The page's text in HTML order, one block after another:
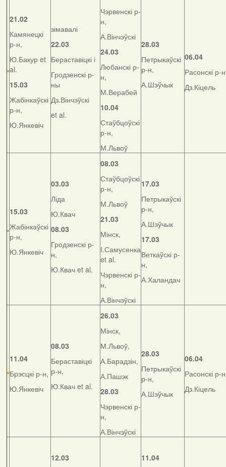
21.02
Камянецкі
р-н,
Ю.Бакур et
al.
15.03
Жабінкаўскі
р-н,
Ю.Янкевіч
зімавалі
22.03
Бераставіцкі і
Гродзенскі р-
ны
Дз.Вінчэўскі
et al.
Чэрвенскі р-
н,
А.Вінчэўскі
24.03
Любанскі р-
н,
М.Верабей
10.04
Стаўбцоўскі
р-н,
М.Львоў
28.03
Петрыкаўскі
р-н,
А.Шэўчык
06.04
Расонскі р-
Дз.Кіцель
15.03
Жабінкаўскі
р-н,
Ю.Янкевіч
03.03
Ліда
Ю.Квач
08.03
Гродзенскі р-
н,
Ю.Квач et al.
08.03
Стаўбцоўскі
р-н,
М.Львоў
21.03
Мінск,
І.Самусенка
et al.
Чэрвенскі р-
н,
А.Вінчэўскі
17.03
Петрыкаўскі
р-н,
А.Шэўчык
17.03
Веткаўскі р-
н,
А.Халандач
11.04
Брэсцкі р-н,
Ю.Янкевіч
08.03
Бераставіцкі
р-н,
Ю.Квач et al.
26.03
Мінск,
М.Львоў,
А.Барадзін,
А.Пашэк
28.03
Чэрвенскі р-
н,
А.Вінчэўскі
28.03
Петрыкаўскі
р-н,
А.Шэўчык
06.04
Расонскі р-
Дз.Кіцель
12.03
11.04